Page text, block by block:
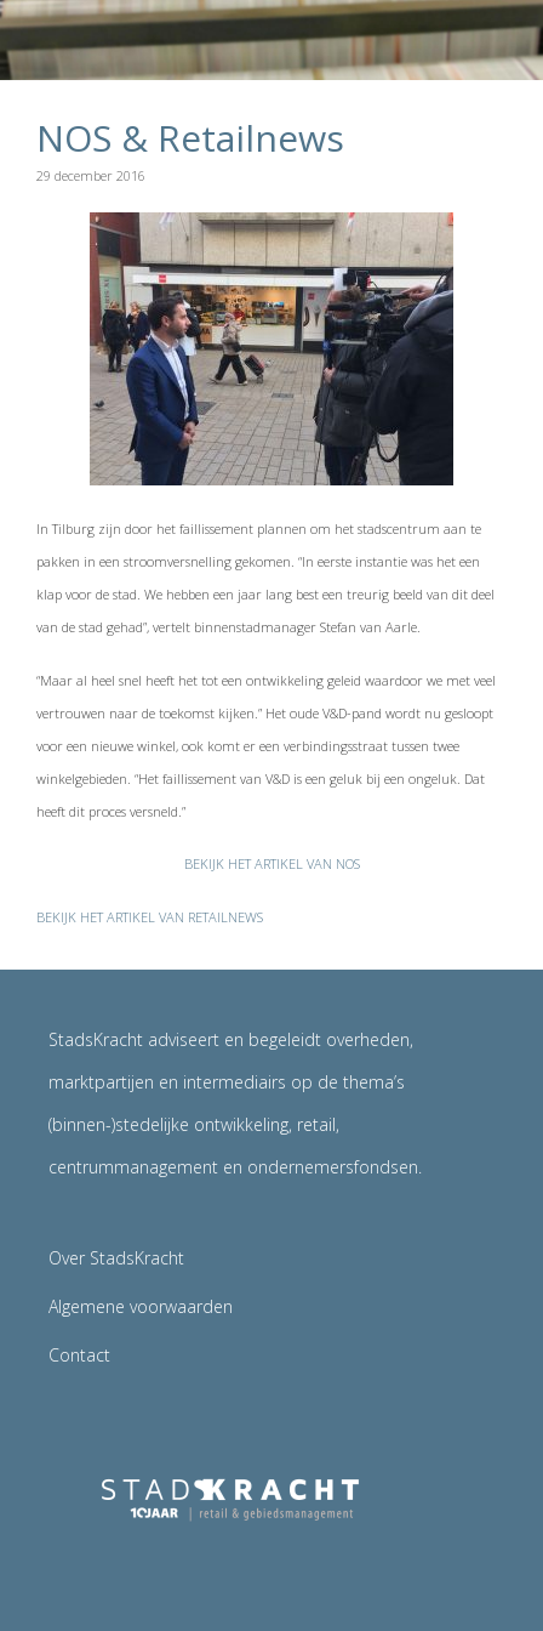
NOS & Retailnews
29 december 2016
In Tilburg zijn door het faillissement plannen om het stadscentrum aan te
pakken in een stroomversnelling gekomen. “In eerste instantie was het een
klap voor de stad. We hebben een jaar lang best een treurig beeld van dit deel
van de stad gehad”, vertelt binnenstadmanager Stefan van Aarle.
“Maar al heel snel heeft het tot een ontwikkeling geleid waardoor we met veel
vertrouwen naar de toekomst kijken.” Het oude V&D-pand wordt nu gesloopt
voor een nieuwe winkel, ook komt er een verbindingsstraat tussen twee
winkelgebieden. “Het faillissement van V&D is een geluk bij een ongeluk. Dat
heeft dit proces versneld.”
BEKIJK HET ARTIKEL VAN NOS
BEKIJK HET ARTIKEL VAN RETAILNEWS
StadsKracht adviseert en begeleidt overheden,
marktpartijen en intermediairs op de thema’s
(binnen-)stedelijke ontwikkeling, retail,
centrummanagement en ondernemersfondsen.
Over StadsKracht
Algemene voorwaarden
Contact